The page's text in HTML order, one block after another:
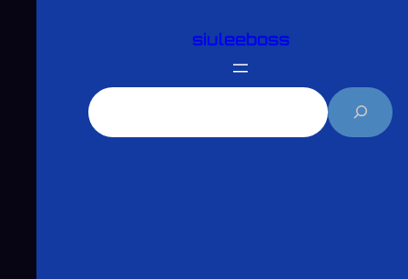
siuleeboss